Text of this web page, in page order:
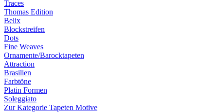
Traces
Thomas Edition
Belix
Blockstreifen
Dots
Fine Weaves
Ornamente/Barocktapeten
Attraction
Brasilien
Farbtöne
Platin Formen
Soleggiato
Zur Kategorie Tapeten Motive